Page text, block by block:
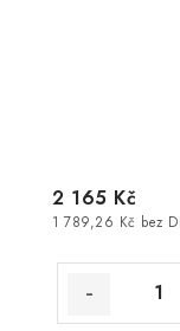
1 789,26 Kč bez
2 165 Kč